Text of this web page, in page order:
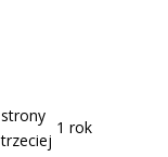
strony
trzeciej
1 rok